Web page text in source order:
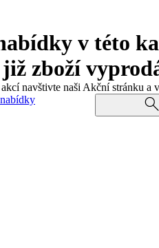
v této
již zboží
navštivte naši Akční stránku a